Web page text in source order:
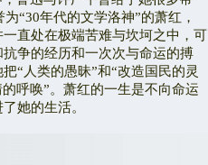
“30年代的文学洛神”的萧红，
直处在极端苦难与坎坷之中，可
争的经历和一次次与命运的搏
“人类的愚昧”和“改造国民的灵
呼唤”。萧红的一生是不向命运
她的生活。